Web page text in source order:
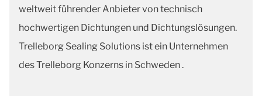
weltweit führender Anbieter von technisch
hochwertigen Dichtungen und Dichtungslösungen.
Trelleborg Sealing Solutions ist ein Unternehmen
des Trelleborg Konzerns in Schweden .